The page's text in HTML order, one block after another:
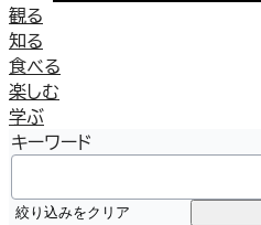
観る
知る
食べる
楽しむ
学ぶ
キーワード
絞り込みをクリア